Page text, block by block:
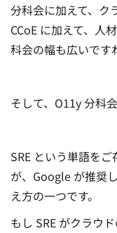
分科会に加えて、ク
CCoE に加えて、人
科会の幅も広いです
そして、O11y 分科
SRE という単語を
が、Google が推奨
え方の一つです。
もし SRE がクラウ